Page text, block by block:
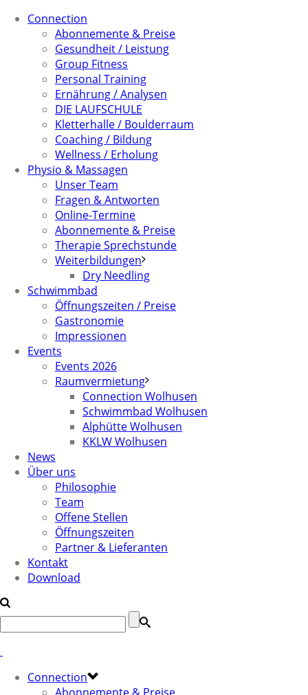
Connection
Abonnemente & Preise
Gesundheit / Leistung
Group Fitness
Personal Training
Ernährung / Analysen
DIE LAUFSCHULE
Kletterhalle / Boulderraum
Coaching / Bildung
Wellness / Erholung
Physio & Massagen
Unser Team
Fragen & Antworten
Online-Termine
Abonnemente & Preise
Therapie Sprechstunde
Weiterbildungen
Dry Needling
Schwimmbad
Öffnungszeiten / Preise
Gastronomie
Impressionen
Events
Events 2026
Raumvermietung
Connection Wolhusen
Schwimmbad Wolhusen
Alphütte Wolhusen
KKLW Wolhusen
News
Über uns
Philosophie
Team
Offene Stellen
Öffnungszeiten
Partner & Lieferanten
Kontakt
Download
Connection